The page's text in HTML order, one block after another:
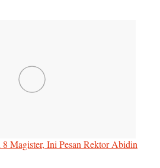
Magister, Ini Pesan Rektor Abidin